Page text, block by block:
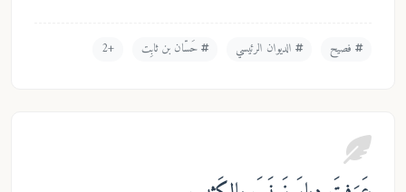
الديوان الرئيسي حَسّان بن ثابِت +2